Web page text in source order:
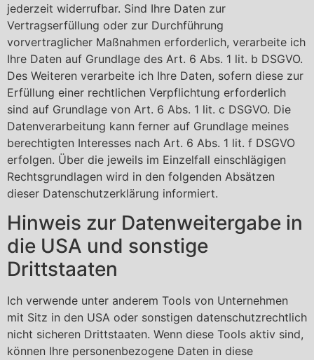
jederzeit widerrufbar. Sind Ihre Daten zur
Vertragserfüllung oder zur Durchführung
vorvertraglicher Maßnahmen erforderlich, verarbeite ich
Ihre Daten auf Grundlage des Art. 6 Abs. 1 lit. b DSGVO.
Des Weiteren verarbeite ich Ihre Daten, sofern diese zur
Erfüllung einer rechtlichen Verpflichtung erforderlich
sind auf Grundlage von Art. 6 Abs. 1 lit. c DSGVO. Die
Datenverarbeitung kann ferner auf Grundlage meines
berechtigten Interesses nach Art. 6 Abs. 1 lit. f DSGVO
erfolgen. Über die jeweils im Einzelfall einschlägigen
Rechtsgrundlagen wird in den folgenden Absätzen
dieser Datenschutzerklärung informiert.
Hinweis zur Datenweitergabe in
die USA und sonstige
Drittstaaten
Ich verwende unter anderem Tools von Unternehmen
mit Sitz in den USA oder sonstigen datenschutzrechtlich
nicht sicheren Drittstaaten. Wenn diese Tools aktiv sind,
können Ihre personenbezogene Daten in diese